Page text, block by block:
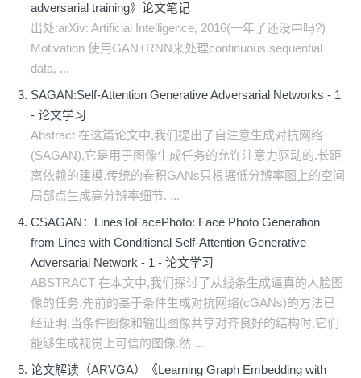
adversarial training》论文笔记
出处:arXiv: Artificial Intelligence, 2016(一年了还没中吗?)
Motivation 使用GAN+RNN来处理continuous sequential
data, ...
SAGAN:Self-Attention Generative Adversarial Networks - 1
- 论文学习
Abstract 在这篇论文中,我们提出了自注意生成对抗网络
(SAGAN),它是用于图像生成任务的允许注意力驱动的.长距
离依赖的建模.传统的卷积GANs只根据低分辨率图上的空间
局部点生成高分辨率细节. ...
CSAGAN：LinesToFacePhoto: Face Photo Generation
from Lines with Conditional Self-Attention Generative
Adversarial Network - 1 - 论文学习
ABSTRACT 在本文中,我们探讨了从线条生成逼真的人脸图
像的任务.先前的基于条件生成对抗网络(cGANs)的方法已
经证明,当条件图像和输出图像共享对齐良好的结构时,它们
能够生成视觉上可信的图像.然 ...
论文解读（ARVGA）《Learning Graph Embedding with